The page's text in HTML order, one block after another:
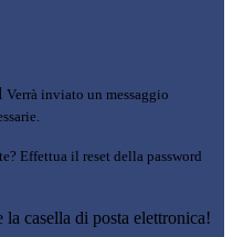
Verrà inviato un messaggio
Effettua il reset della password
casella di posta elettronica!